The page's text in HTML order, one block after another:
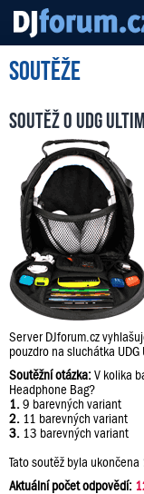
Server o DJ technice a
Soutěže
Soutěž o UDG
Server DJforum.cz
pouzdro na sluchátka
Soutěžní otázka:V kolika
Headphone Bag?
1. 9 barevných variant
2. 11 barevných variant
3. 13 barevných variant
Tato soutěž byla ukončena
Aktuální počet odpovědí: